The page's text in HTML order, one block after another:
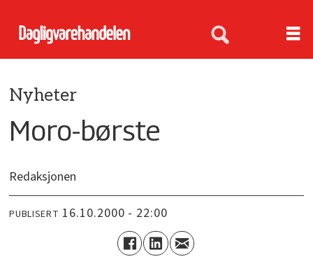
Nyheter
Moro-børste
Redaksjonen
PUBLISERT 16.10.2000 - 22:00